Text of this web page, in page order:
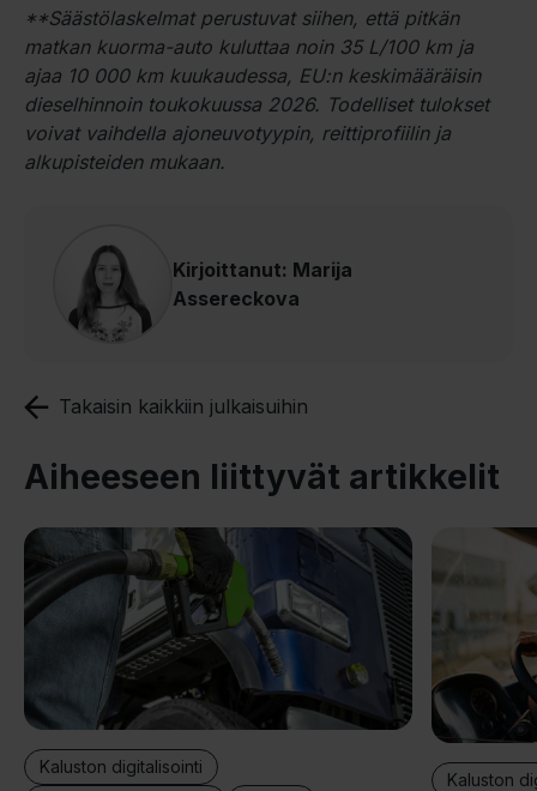
**Säästölaskelmat perustuvat siihen, että pitkän
matkan kuorma-auto kuluttaa noin 35 L/100 km ja
ajaa 10 000 km kuukaudessa, EU:n keskimääräisin
dieselhinnoin toukokuussa 2026. Todelliset tulokset
voivat vaihdella ajoneuvotyypin, reittiprofiilin ja
alkupisteiden mukaan.
Kirjoittanut: Marija
Assereckova
Takaisin kaikkiin julkaisuihin
Aiheeseen liittyvät artikkelit
Kaluston digitalisointi
Kaluston